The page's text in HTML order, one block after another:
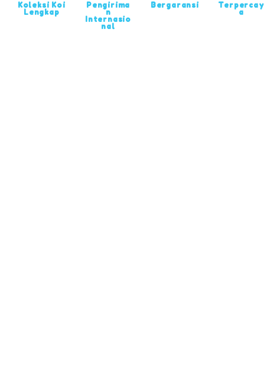
Koleksi Koi
Lengkap
Pengirima
n
Internasio
nal
Bergaransi
Terpercay
a